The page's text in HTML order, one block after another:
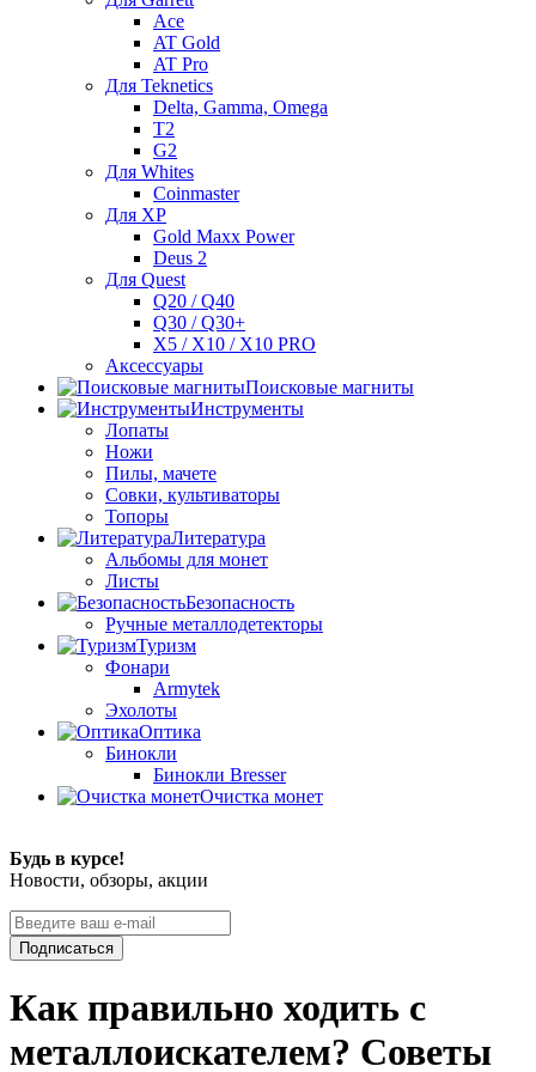
Ace
AT Gold
AT Pro
Для Teknetics
Delta, Gamma, Omega
Т2
G2
Для Whites
Coinmaster
Для XP
Gold Maxx Power
Deus 2
Для Quest
Q20 / Q40
Q30 / Q30+
X5 / X10 / X10 PRO
Аксессуары
Поисковые магниты
Инструменты
Лопаты
Ножи
Пилы, мачете
Совки, культиваторы
Топоры
Литература
Альбомы для монет
Листы
Безопасность
Ручные металлодетекторы
Туризм
Фонари
Armytek
Эхолоты
Оптика
Бинокли
Бинокли Bresser
Очистка монет
Будь в курсе!
Новости, обзоры, акции
Подписаться
Как правильно ходить с
металлоискателем? Советы